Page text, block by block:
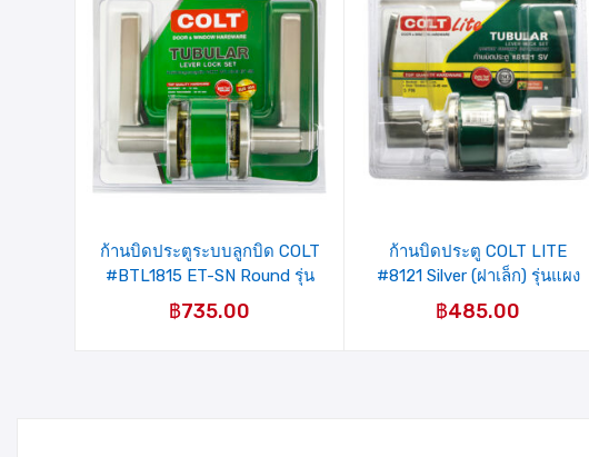
รายการ
สินค้าที่
ชอบ
ก้านบิดประตูระบบลูกบิด COLT
#BTL1815 ET-SN Round รุ่น
แผง
฿735.00
รายการ
สินค้าที่
ชอบ
ก้านบิดประตู COLT LITE
#8121 Silver (ฝาเล็ก) รุ่นแผง
฿485.00